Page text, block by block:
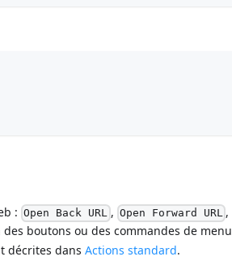
: Open Back URL , Open Forward URL ,
boutons ou des commandes de menu
décrites dansActions standard.